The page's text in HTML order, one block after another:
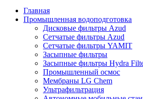
Главная
Промышленная водоподготовка
Дисковые фильтры Azud
Сетчатые фильтры Azud
Сетчатые фильтры YAMIT
Засыпные фильтры
Засыпные фильтры Hydra
Промышленный осмос
Мембраны LG Chem
Ультрафильтрация